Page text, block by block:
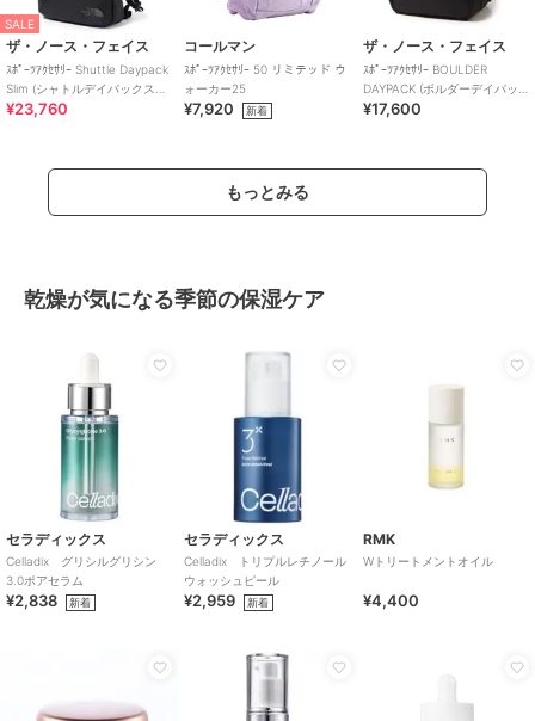
SALE
ザ・ノース・フェイス
ｽﾎﾟｰﾂｱｸｾｻﾘｰ Shuttle Daypack
Slim (シャトルデイパックスリ
ム)
¥23,760
コールマン
ｽﾎﾟｰﾂｱｸｾｻﾘｰ 50 リミテッド ウ
ォーカー25
¥7,920 新着
ザ・ノース・フェイス
ｽﾎﾟｰﾂｱｸｾｻﾘｰ BOULDER
DAYPACK (ボルダーデイパッ
ク)
¥17,600
もっとみる
乾燥が気になる季節の保湿ケア
セラディックス
Celladix グリシルグリシン
3.0ポアセラム
¥2,838 新着
セラディックス
Celladix トリプルレチノール
ウォッシュピール
¥2,959 新着
RMK
Wトリートメントオイル
¥4,400